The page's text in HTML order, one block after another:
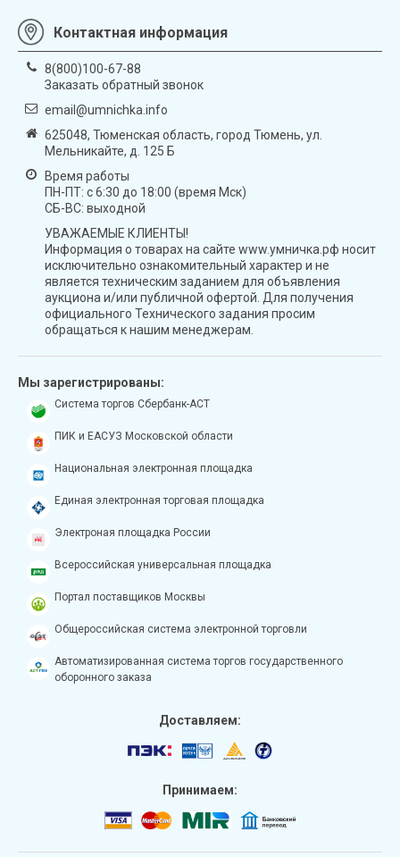
Контактная информация
8(800)100-67-88
Заказать обратный звонок
email@umnichka.info
625048, Тюменская область, город Тюмень, ул.
Мельникайте, д. 125 Б
Время работы
ПН-ПТ: с 6:30 до 18:00 (время Мск)
СБ-ВС: выходной
УВАЖАЕМЫЕ КЛИЕНТЫ!
Информация о товарах на сайте www.умничка.рф носит
исключительно ознакомительный характер и не
является техническим заданием для объявления
аукциона и/или публичной офертой. Для получения
официального Технического задания просим
обращаться к нашим менеджерам.
Мы зарегистрированы:
Система торгов Сбербанк-АСТ
ПИК и ЕАСУЗ Московской области
Национальная электронная площадка
Единая электронная торговая площадка
Электроная площадка России
Всероссийская универсальная площадка
Портал поставщиков Москвы
Общероссийская система электронной торговли
Автоматизированная система торгов государственного
оборонного заказа
Доставляем:
Принимаем: